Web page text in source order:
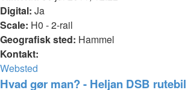
Digital: Ja
Scale: H0 - 2-rail
Geografisk sted: Hammel
Kontakt:
Kontakt
moppe
Websted
Hvad gør man? - Heljan DSB rutebil